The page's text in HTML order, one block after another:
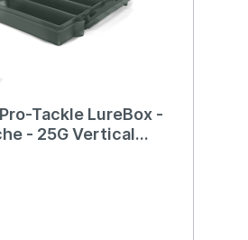
Tackle LureBox -
- 25G Vertical